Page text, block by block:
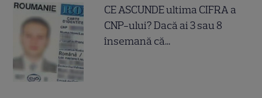
CE ASCUNDE ultima CIFRA a
CNP-ului? Dacă ai 3 sau 8
însemană că...